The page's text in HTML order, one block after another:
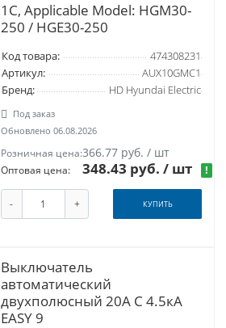
1C, Applicable Model: HGM30-
250 / HGE30-250
Код товара:
474308231
Артикул:
AUX10GMC1
Бренд:
HD Hyundai Electric
Под заказ
Обновлено 06.08.2026
Розничная цена:366.77 руб. / шт
Оптовая цена: 348.43 руб./ шт !
- + КУПИТЬ
Выключатель
автоматический
двухполюсный 20A C 4.5кА
EASY 9